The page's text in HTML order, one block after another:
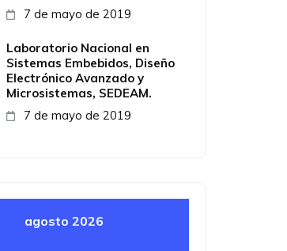
7 de mayo de 2019
Laboratorio Nacional en
Sistemas Embebidos, Diseño
Electrónico Avanzado y
Microsistemas, SEDEAM.
7 de mayo de 2019
agosto 2026